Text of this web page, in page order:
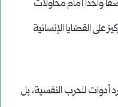
واحدًا أمام محاولات
على القضايا الإنسانية
أدوات للحرب النفسية، بل